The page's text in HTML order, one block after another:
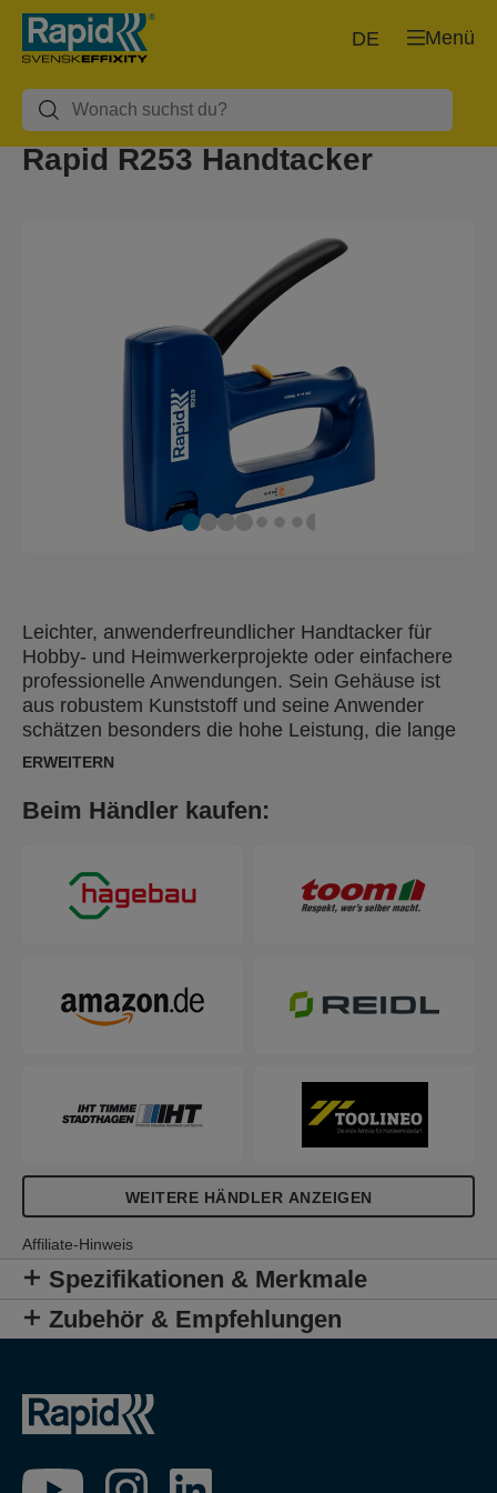
Menü
DE
Rapid R253 Handtacker
Leichter, anwenderfreundlicher Handtacker für
Hobby- und Heimwerkerprojekte oder einfachere
professionelle Anwendungen. Sein Gehäuse ist
aus robustem Kunststoff und seine Anwender
schätzen besonders die hohe Leistung, die lange
Lebensdauer und seine Zuverlässigkeit, auch bei
Schlagkraftregelung des R253E erlaubt die
Möbeln, Dekorationsarbeiten mit diversen Stoffen
und Geweben oder die Befestigung von Teppichen,
Wandbespannungen, Leder oder dicker Stoffe.
ERWEITERN
Beim Händler kaufen:
WEITERE HÄNDLER ANZEIGEN
Affiliate-Hinweis
Spezifikationen & Merkmale
Zubehör & Empfehlungen